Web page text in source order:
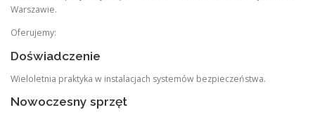
Warszawie.
Oferujemy:
Doświadczenie
Wieloletnia praktyka w instalacjach systemów bezpieczeństwa.
Nowoczesny sprzęt